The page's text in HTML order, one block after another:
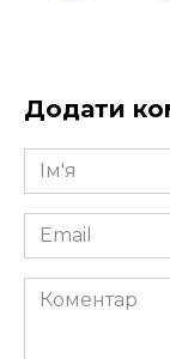
Додати
Ім'я
*
Email
*
Коментар